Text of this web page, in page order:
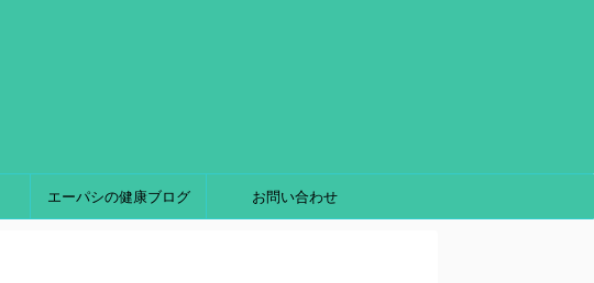
エーパシの健康ブログ お問い合わせ